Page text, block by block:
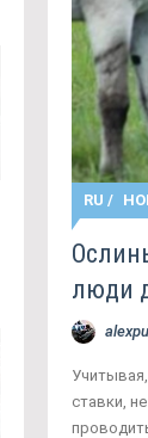
RU /
люди
ставки,